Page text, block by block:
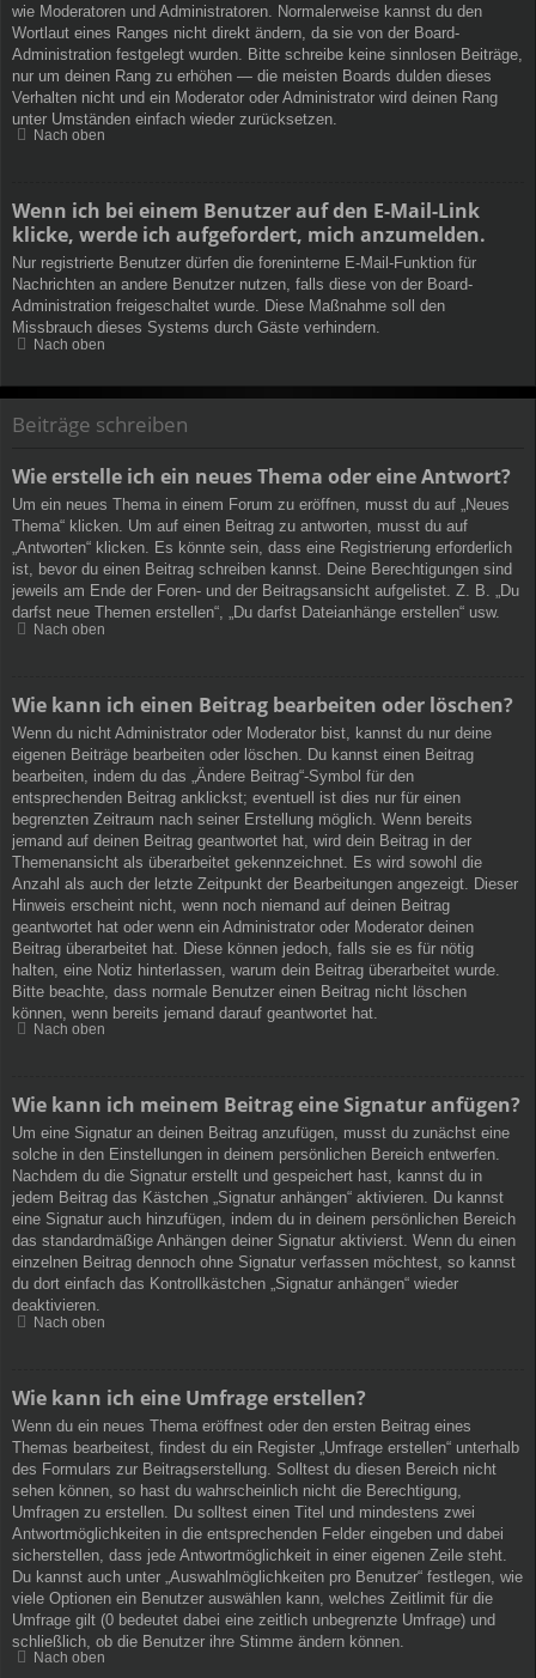
wie Moderatoren und Administratoren. Normalerweise kannst du den
Wortlaut eines Ranges nicht direkt ändern, da sie von der Board-
Administration festgelegt wurden. Bitte schreibe keine sinnlosen Beiträge,
nur um deinen Rang zu erhöhen — die meisten Boards dulden dieses
Verhalten nicht und ein Moderator oder Administrator wird deinen Rang
unter Umständen einfach wieder zurücksetzen.
Nach oben
Wenn ich bei einem Benutzer auf den E-Mail-Link
klicke, werde ich aufgefordert, mich anzumelden.
Nur registrierte Benutzer dürfen die foreninterne E-Mail-Funktion für
Nachrichten an andere Benutzer nutzen, falls diese von der Board-
Administration freigeschaltet wurde. Diese Maßnahme soll den
Missbrauch dieses Systems durch Gäste verhindern.
Nach oben
Beiträge schreiben
Wie erstelle ich ein neues Thema oder eine Antwort?
Um ein neues Thema in einem Forum zu eröffnen, musst du auf „Neues
Thema“ klicken. Um auf einen Beitrag zu antworten, musst du auf
„Antworten“ klicken. Es könnte sein, dass eine Registrierung erforderlich
ist, bevor du einen Beitrag schreiben kannst. Deine Berechtigungen sind
jeweils am Ende der Foren- und der Beitragsansicht aufgelistet. Z. B. „Du
darfst neue Themen erstellen“, „Du darfst Dateianhänge erstellen“ usw.
Nach oben
Wie kann ich einen Beitrag bearbeiten oder löschen?
Wenn du nicht Administrator oder Moderator bist, kannst du nur deine
eigenen Beiträge bearbeiten oder löschen. Du kannst einen Beitrag
bearbeiten, indem du das „Ändere Beitrag“-Symbol für den
entsprechenden Beitrag anklickst; eventuell ist dies nur für einen
begrenzten Zeitraum nach seiner Erstellung möglich. Wenn bereits
jemand auf deinen Beitrag geantwortet hat, wird dein Beitrag in der
Themenansicht als überarbeitet gekennzeichnet. Es wird sowohl die
Anzahl als auch der letzte Zeitpunkt der Bearbeitungen angezeigt. Dieser
Hinweis erscheint nicht, wenn noch niemand auf deinen Beitrag
geantwortet hat oder wenn ein Administrator oder Moderator deinen
Beitrag überarbeitet hat. Diese können jedoch, falls sie es für nötig
halten, eine Notiz hinterlassen, warum dein Beitrag überarbeitet wurde.
Bitte beachte, dass normale Benutzer einen Beitrag nicht löschen
können, wenn bereits jemand darauf geantwortet hat.
Nach oben
Wie kann ich meinem Beitrag eine Signatur anfügen?
Um eine Signatur an deinen Beitrag anzufügen, musst du zunächst eine
solche in den Einstellungen in deinem persönlichen Bereich entwerfen.
Nachdem du die Signatur erstellt und gespeichert hast, kannst du in
jedem Beitrag das Kästchen „Signatur anhängen“ aktivieren. Du kannst
eine Signatur auch hinzufügen, indem du in deinem persönlichen Bereich
das standardmäßige Anhängen deiner Signatur aktivierst. Wenn du einen
einzelnen Beitrag dennoch ohne Signatur verfassen möchtest, so kannst
du dort einfach das Kontrollkästchen „Signatur anhängen“ wieder
deaktivieren.
Nach oben
Wie kann ich eine Umfrage erstellen?
Wenn du ein neues Thema eröffnest oder den ersten Beitrag eines
Themas bearbeitest, findest du ein Register „Umfrage erstellen“ unterhalb
des Formulars zur Beitragserstellung. Solltest du diesen Bereich nicht
sehen können, so hast du wahrscheinlich nicht die Berechtigung,
Umfragen zu erstellen. Du solltest einen Titel und mindestens zwei
Antwortmöglichkeiten in die entsprechenden Felder eingeben und dabei
sicherstellen, dass jede Antwortmöglichkeit in einer eigenen Zeile steht.
Du kannst auch unter „Auswahlmöglichkeiten pro Benutzer“ festlegen, wie
viele Optionen ein Benutzer auswählen kann, welches Zeitlimit für die
Umfrage gilt (0 bedeutet dabei eine zeitlich unbegrenzte Umfrage) und
schließlich, ob die Benutzer ihre Stimme ändern können.
Nach oben